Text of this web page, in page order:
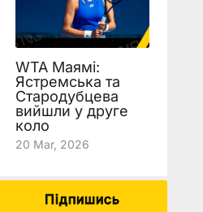
WTA Маямі:
Ястремська та
Стародубцева
вийшли у друге
коло
20 Mar, 2026
Підпишись